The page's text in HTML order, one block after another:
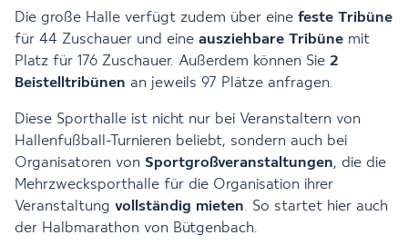
Die große Halle verfügt zudem über eine feste Tribüne
für 44 Zuschauer und eine ausziehbare Tribüne mit
Platz für 176 Zuschauer. Außerdem können Sie 2
Beistelltribünen an jeweils 97 Plätze anfragen.
Diese Sporthalle ist nicht nur bei Veranstaltern von
Hallenfußball-Turnieren beliebt, sondern auch bei
Organisatoren von Sportgroßveranstaltungen, die die
Mehrzwecksporthalle für die Organisation ihrer
Veranstaltung vollständig mieten. So startet hier auch
der Halbmarathon von Bütgenbach.